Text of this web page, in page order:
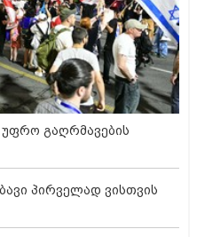
გაღრმავების
პირველად ვისთვის